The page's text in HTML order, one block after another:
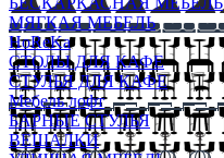
МЯГКАЯ МЕБЕЛЬ
HoReKa
СТОЛЫ ДЛЯ КАФЕ
СТУЛЬЯ ДЛЯ КАФЕ
Мебель лофт
БАРНЫЕ СТУЛЬЯ
ВЕШАЛКИ